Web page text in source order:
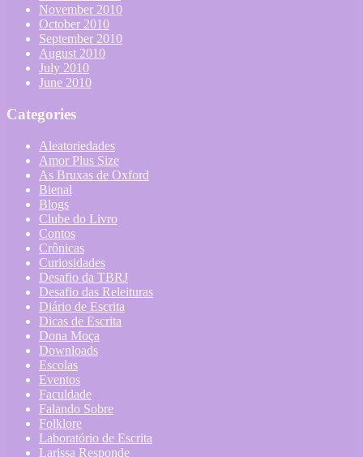
November 2010
October 2010
September 2010
August 2010
July 2010
June 2010
Categories
Aleatoriedades
Amor Plus Size
As Bruxas de Oxford
Bienal
Blogs
Clube do Livro
Contos
Crônicas
Curiosidades
Desafio da TBRJ
Desafio das Releituras
Diário de Escrita
Dicas de Escrita
Dona Moça
Downloads
Escolas
Eventos
Faculdade
Falando Sobre
Folklore
Laboratório de Escrita
Larissa Responde